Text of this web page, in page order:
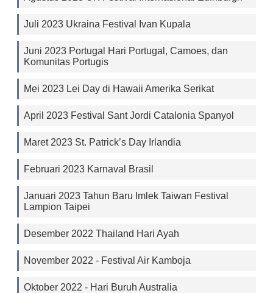
Juli 2023 Ukraina Festival Ivan Kupala
Juni 2023 Portugal Hari Portugal, Camoes, dan
Komunitas Portugis
Mei 2023 Lei Day di Hawaii Amerika Serikat
April 2023 Festival Sant Jordi Catalonia Spanyol
Maret 2023 St. Patrick’s Day Irlandia
Februari 2023 Karnaval Brasil
Januari 2023 Tahun Baru Imlek Taiwan Festival
Lampion Taipei
Desember 2022 Thailand Hari Ayah
November 2022 - Festival Air Kamboja
Oktober 2022 - Hari Buruh Australia